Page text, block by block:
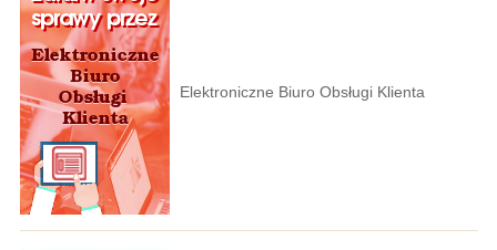
Elektroniczne Biuro Obsługi Klienta